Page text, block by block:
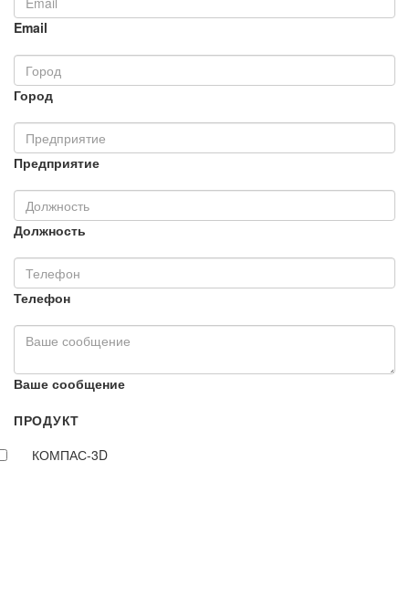
Email
Город
Предприятие
Должность
Телефон
Ваше сообщение
ПРОДУКТ
КОМПАС-3D